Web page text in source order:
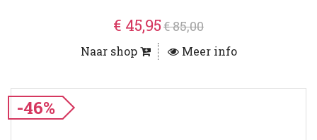
€ 45,95€ 85,00
Naar shop Meer info
-46%